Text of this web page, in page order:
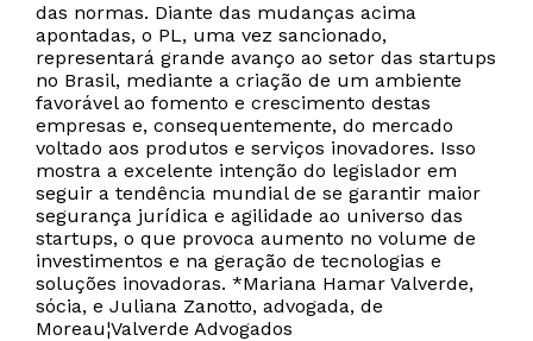
das normas. Diante das mudanças acima
apontadas, o PL, uma vez sancionado,
representará grande avanço ao setor das startups
no Brasil, mediante a criação de um ambiente
favorável ao fomento e crescimento destas
empresas e, consequentemente, do mercado
voltado aos produtos e serviços inovadores. Isso
mostra a excelente intenção do legislador em
seguir a tendência mundial de se garantir maior
segurança jurídica e agilidade ao universo das
startups, o que provoca aumento no volume de
investimentos e na geração de tecnologias e
soluções inovadoras. *Mariana Hamar Valverde,
sócia, e Juliana Zanotto, advogada, de
Moreau¦Valverde Advogados